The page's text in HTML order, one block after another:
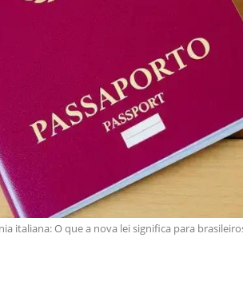
italiana: O que a nova lei significa para